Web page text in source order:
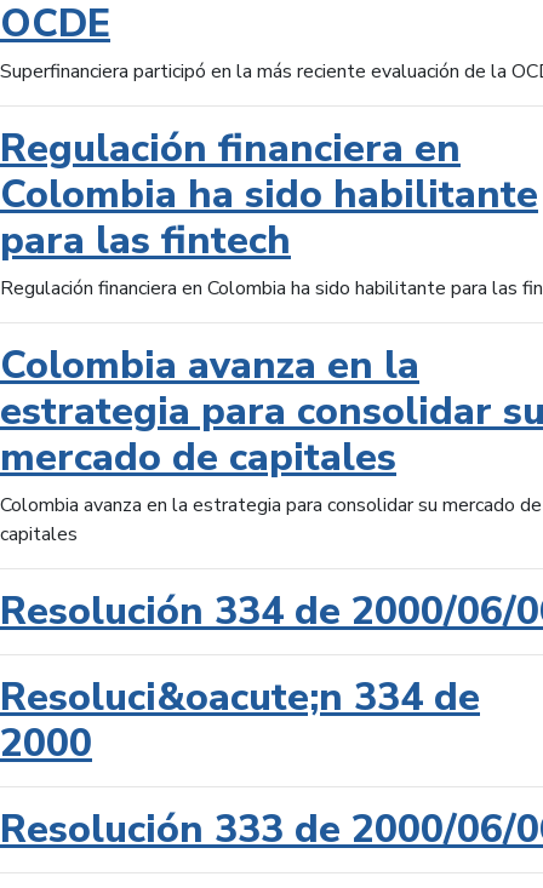
OCDE
Superfinanciera participó en la más reciente evaluación de la
Regulación financiera en
Colombia ha sido habilitante
para las fintech
Regulación financiera en Colombia ha sido habilitante para las
Colombia avanza en la
estrategia para consolidar
mercado de capitales
Colombia avanza en la estrategia para consolidar su mercado de
capitales
Resolución 334 de 2000/06/
Resoluci&oacute;n 334 de
2000
Resolución 333 de 2000/06/